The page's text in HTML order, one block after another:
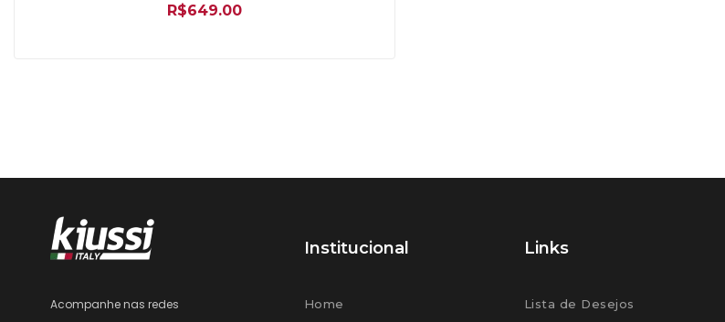
R$649.00
Acompanhe nas redes
Institucional
Home
Links
Lista de Desejos